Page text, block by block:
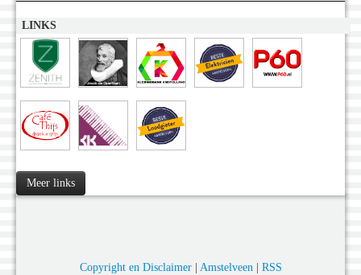
LINKS
Meer links
Copyright en Disclaimer| Amstelveen| RSS